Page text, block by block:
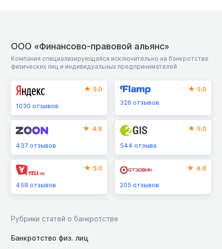
ООО «Финансово-правовой альянс»
Компания специализирующаяся исключительно на банкротстве
физических лиц и индивидуальных предпринимателей
5.0
1030 отзывов
5.0
326отзывов
4.8
437 отзывов
5.0
544отзыва
5.0
458 отзывов
4.8
205отзывов
Рубрики статей о банкротстве
Банкротство физ. лиц